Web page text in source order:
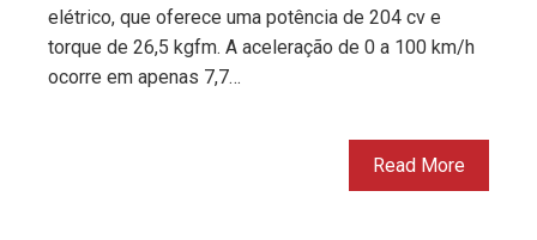
elétrico, que oferece uma potência de 204 cv e
torque de 26,5 kgfm. A aceleração de 0 a 100 km/h
ocorre em apenas 7,7…
Read More